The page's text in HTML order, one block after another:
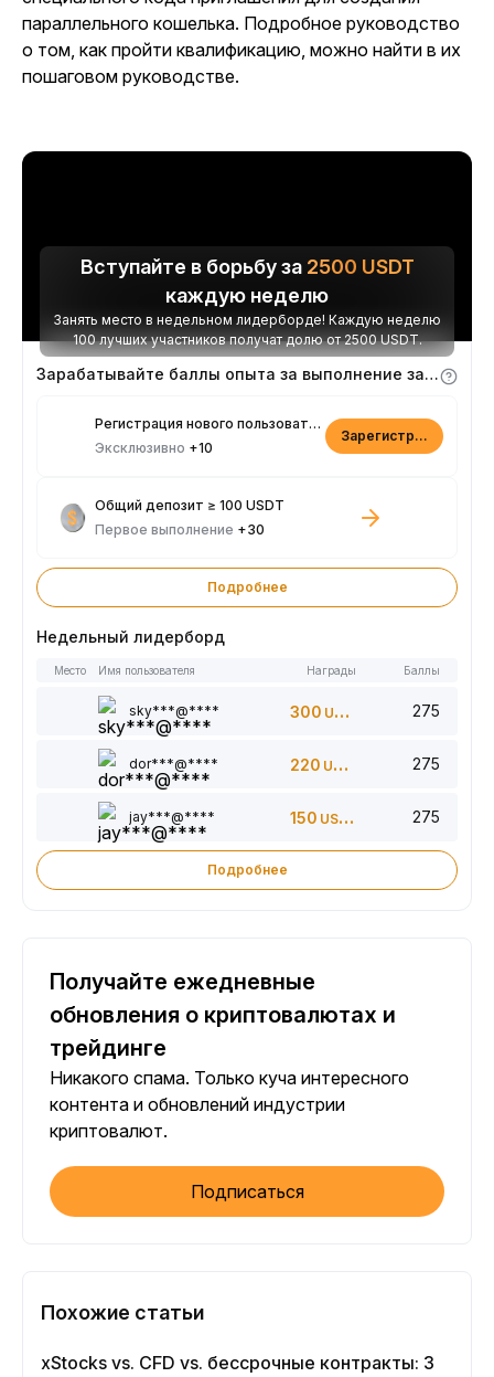
параллельного кошелька. Подробное руководство
о том, как пройти квалификацию, можно найти в их
пошаговом руководстве.
Вступайте в борьбу за 2500 USDT
каждую неделю
Занять место в недельном лидерборде! Каждую неделю
100 лучших участников получат долю от 2500 USDT.
Зарабатывайте баллы опыта за выполнение заданий
Регистрация нового пользователя
Эксклюзивно +10
Зарегистрироваться
Общий депозит ≥ 100 USDT
Первое выполнение +30
Подробнее
Недельный лидерборд
Место Имя пользователя Награды Баллы
sky***@**** 300 USDT 275
dor***@**** 220 USDT 275
jay***@**** 150 USDT 275
Подробнее
Получайте ежедневные
обновления о криптовалютах и
трейдинге
Никакого спама. Только куча интересного
контента и обновлений индустрии
криптовалют.
Подписаться
Похожие статьи
xStocks vs. CFD vs. бессрочные контракты: 3